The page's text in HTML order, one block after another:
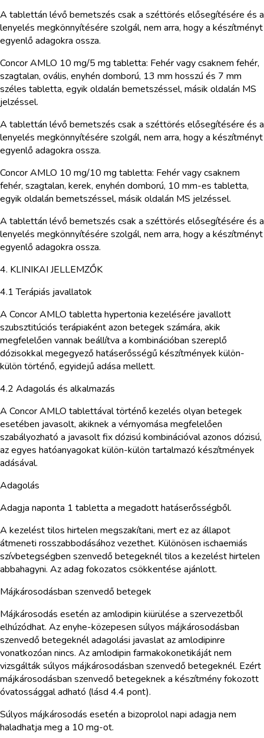
A tablettán lévő bemetszés csak a széttörés elősegítésére és a
lenyelés megkönnyítésére szolgál, nem arra, hogy a készítményt
egyenlő adagokra ossza.
Concor AMLO 10 mg/5 mg tabletta: Fehér vagy csaknem fehér,
szagtalan, ovális, enyhén domború, 13 mm hosszú és 7 mm
széles tabletta, egyik oldalán bemetszéssel, másik oldalán MS
jelzéssel.
A tablettán lévő bemetszés csak a széttörés elősegítésére és a
lenyelés megkönnyítésére szolgál, nem arra, hogy a készítményt
egyenlő adagokra ossza.
Concor AMLO 10 mg/10 mg tabletta: Fehér vagy csaknem
fehér, szagtalan, kerek, enyhén domború, 10 mm-es tabletta,
egyik oldalán bemetszéssel, másik oldalán MS jelzéssel.
A tablettán lévő bemetszés csak a széttörés elősegítésére és a
lenyelés megkönnyítésére szolgál, nem arra, hogy a készítményt
egyenlő adagokra ossza.
4. KLINIKAI JELLEMZŐK
4.1 Terápiás javallatok
A Concor AMLO tabletta hypertonia kezelésére javallott
szubsztitúciós terápiaként azon betegek számára, akik
megfelelően vannak beállítva a kombinációban szereplő
dózisokkal megegyező hatáserősségű készítmények külön-
külön történő, egyidejű adása mellett.
4.2 Adagolás és alkalmazás
A Concor AMLO tablettával történő kezelés olyan betegek
esetében javasolt, akiknek a vérnyomása megfelelően
szabályozható a javasolt fix dózisú kombinációval azonos dózisú,
az egyes hatóanyagokat külön-külön tartalmazó készítmények
adásával.
Adagolás
Adagja naponta 1 tabletta a megadott hatáserősségből.
A kezelést tilos hirtelen megszakítani, mert ez az állapot
átmeneti rosszabbodásához vezethet. Különösen ischaemiás
szívbetegségben szenvedő betegeknél tilos a kezelést hirtelen
abbahagyni. Az adag fokozatos csökkentése ajánlott.
Májkárosodásban szenvedő betegek
Májkárosodás esetén az amlodipin kiürülése a szervezetből
elhúzódhat. Az enyhe-közepesen súlyos májkárosodásban
szenvedő betegeknél adagolási javaslat az amlodipinre
vonatkozóan nincs. Az amlodipin farmakokonetikáját nem
vizsgálták súlyos májkárosodásban szenvedő betegeknél. Ezért
májkárosodásban szenvedő betegeknek a készítmény fokozott
óvatossággal adható (lásd 4.4 pont).
Súlyos májkárosodás esetén a bizoprolol napi adagja nem
haladhatja meg a 10 mg-ot.